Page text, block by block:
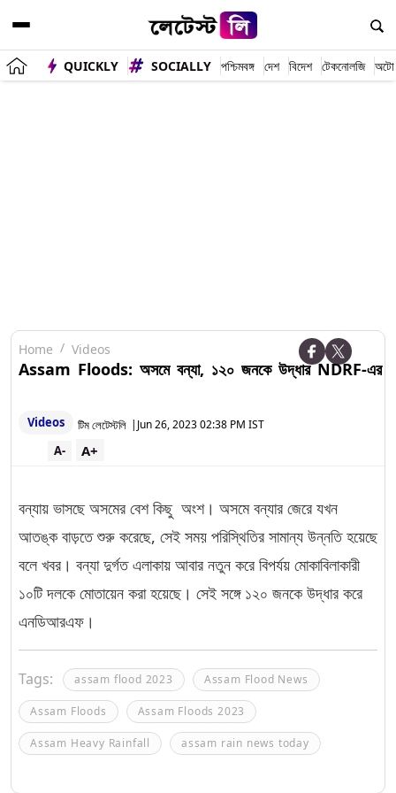
QUICKLY SOCIALLY পশ্চিমবঙ্গ দেশ বিদেশ টেকনোলজি অটো
Home Videos
Assam Floods: অসমে বন্যা, ১২০ জনকে উদ্ধার NDRF-এর
Videos টিম লেটেস্টলি | Jun 26, 2023 02:38 PM IST
A+
A-
বন্যায় ভাসছে অসমের বেশ কিছু অংশ। অসমে বন্যার জেরে যখন
আতঙ্ক বাড়তে শুরু করেছে, সেই সময় পরিস্থিতির সামান্য উন্নতি হয়েছে
বলে খবর। বন্যা দুর্গত এলাকায় আবার নতুন করে বিপর্যয় মোকাবিলাকারী
১০টি দলকে মোতায়েন করা হয়েছে। সেই সঙ্গে ১২০ জনকে উদ্ধার করে
এনডিআরএফ।
Tags: assam flood 2023 Assam Flood News
Assam Floods Assam Floods 2023
Assam Heavy Rainfall assam rain news today